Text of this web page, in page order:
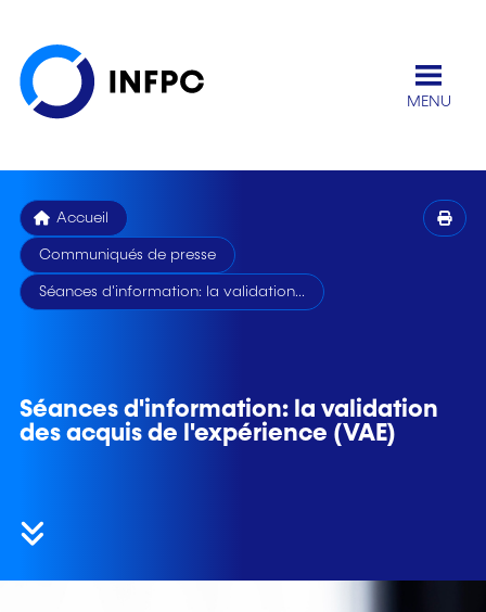
MENU
Accueil
Communiqués de presse
Séances d'information: la validation...
Séances d'information: la validation
des acquis de l'expérience (VAE)